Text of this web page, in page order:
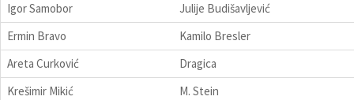
Igor Samobor
Julije Budišavljević
Ermin Bravo
Kamilo Bresler
Areta Curković
Dragica
Krešimir Mikić
M. Stein